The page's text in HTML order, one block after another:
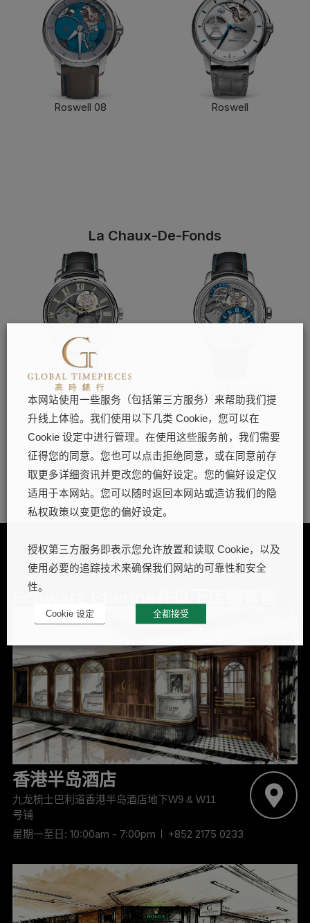
Roswell 08
Roswell
La Chaux-De-Fonds
FLYING TOURBILLON
了解更多
RÉTROGRADE
TOURBILLON
Schwarz Etienne在以下店铺有售
香港半岛酒店
九龙梳士巴利道香港半岛酒店地下W9 & W11
号铺
星期一至日: 10:00am - 7:00pm +852 2175 0233
本网站使用一些服务（包括第三方服务）来帮助我们提
升线上体验。我们使用以下几类 Cookie，您可以在
Cookie 设定中进行管理。在使用这些服务前，我们需要
征得您的同意。您也可以点击拒绝同意，或在同意前存
取更多详细资讯并更改您的偏好设定。您的偏好设定仅
适用于本网站。您可以随时返回本网站或造访我们的隐
私权政策以变更您的偏好设定。
授权第三方服务即表示您允许放置和读取 Cookie，以及
使用必要的追踪技术来确保我们网站的可靠性和安全
性。
Cookie 设定 全都接受